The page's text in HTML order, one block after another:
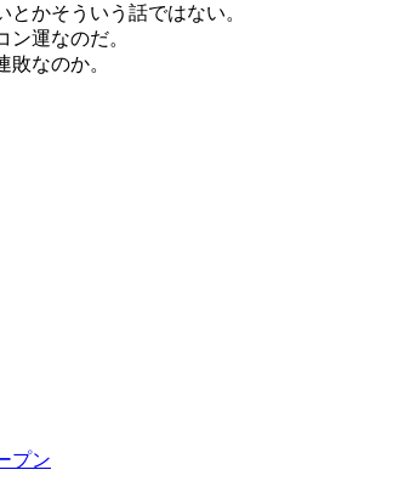
かそういう話ではない。
運なのだ。
なのか。
プン